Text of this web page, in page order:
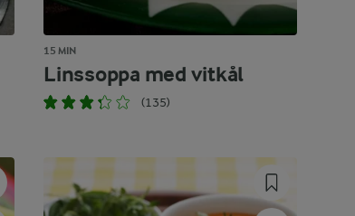
15 MIN
Linssoppa med vitkål
(135)